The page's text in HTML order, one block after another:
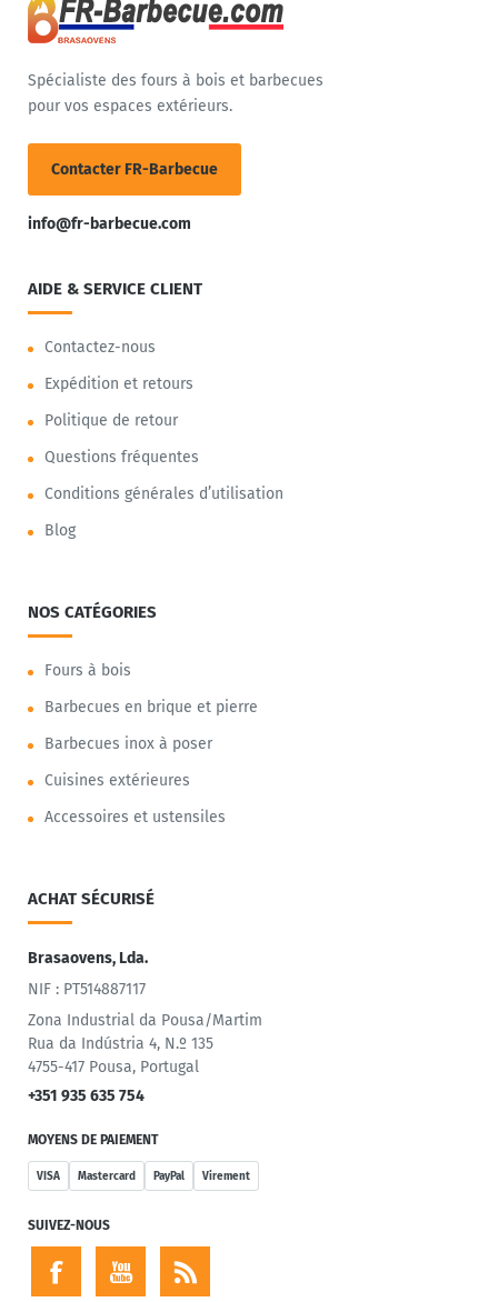
Spécialiste des fours à bois et barbecues
pour vos espaces extérieurs.
Contacter FR-Barbecue
info@fr-barbecue.com
AIDE & SERVICE CLIENT
Contactez-nous
Expédition et retours
Politique de retour
Questions fréquentes
Conditions générales d’utilisation
Blog
NOS CATÉGORIES
Fours à bois
Barbecues en brique et pierre
Barbecues inox à poser
Cuisines extérieures
Accessoires et ustensiles
ACHAT SÉCURISÉ
Brasaovens, Lda.
NIF : PT514887117
Zona Industrial da Pousa/Martim
Rua da Indústria 4, N.º 135
4755-417 Pousa, Portugal
+351 935 635 754
MOYENS DE PAIEMENT
VISA Mastercard PayPal Virement
SUIVEZ-NOUS